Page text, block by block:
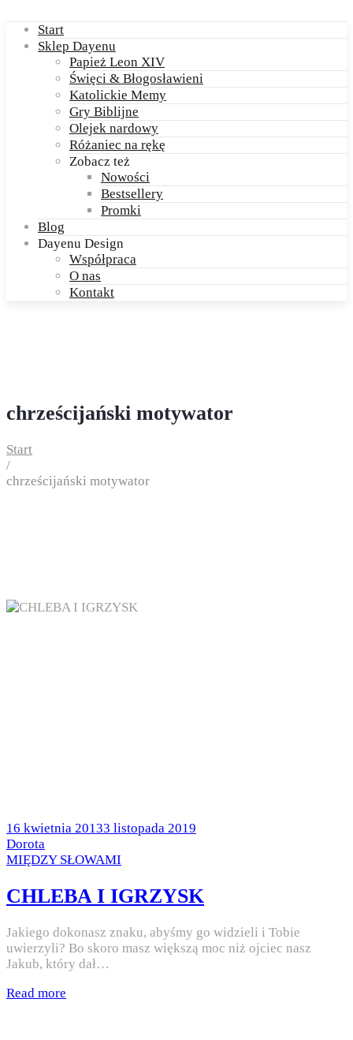
Start
Sklep Dayenu
Papież Leon XIV
Święci & Błogosławieni
Katolickie Memy
Gry Biblijne
Olejek nardowy
Różaniec na rękę
Zobacz też
Nowości
Bestsellery
Promki
Blog
Dayenu Design
Współpraca
O nas
Kontakt
chrześcijański motywator
Start
/
chrześcijański motywator
Posted
on
16 kwietnia 20133 listopada 2019
by
Dorota
Posted
MIĘDZY SŁOWAMI
CHLEBA I IGRZYSK
Jakiego dokonasz znaku, abyśmy go widzieli i Tobie
uwierzyli? Bo skoro masz większą moc niż ojciec nasz
Jakub, który dał…
Read more